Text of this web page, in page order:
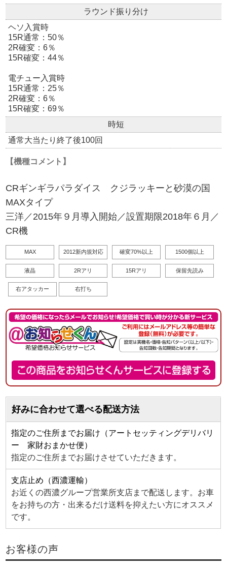
ラウンド振り分け
ヘソ入賞時
15R通常：50％
2R確変：6％
15R確変：44％
電チュー入賞時
15R通常：25％
2R確変：6％
15R確変：69％
時短
通常大当たり終了後100回
【機種コメント】
CRギンギラパラダイス クジラッキーと砂漠の国
MAXタイプ
三洋／2015年９月導入開始／設置期限2018年６月／
CR機
MAX 2012新内規対応 確変70%以上 1500個以上
液晶 2Rアリ 15Rアリ 保留先読み
右アタッカー 右打ち
好みに合わせて選べる配送方法
指定のご住所までお届け（アートセッティングデリバリ
ー 家財おまかせ便）
指定のご住所までお届けさせていただきます。
支店止め（西濃運輸）
お近くの西濃グループ営業所支店まで配送します。お車
をお持ちの方・出来るだけ送料を抑えたい方にオススメ
です。
お客様の声